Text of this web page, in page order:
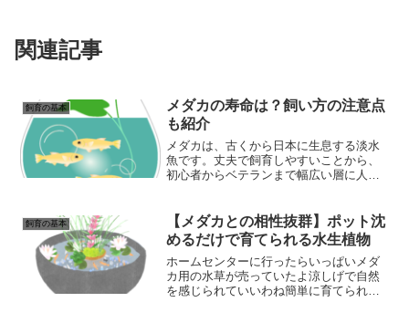
関連記事
飼育の基本
メダカの寿命は？飼い方の注意点
も紹介
メダカは、古くから日本に生息する淡水
魚です。丈夫で飼育しやすいことから、
初心者からベテランまで幅広い層に人気
天敵や環境の変化などの影響を受けやす
いためです。飼育下では...
飼育の基本
【メダカとの相性抜群】ポット沈
めるだけで育てられる水生植物
ホームセンターに行ったらいっぱいメダ
カ用の水草が売っていたよ涼しげで自然
を感じられていいわね簡単に育てられる